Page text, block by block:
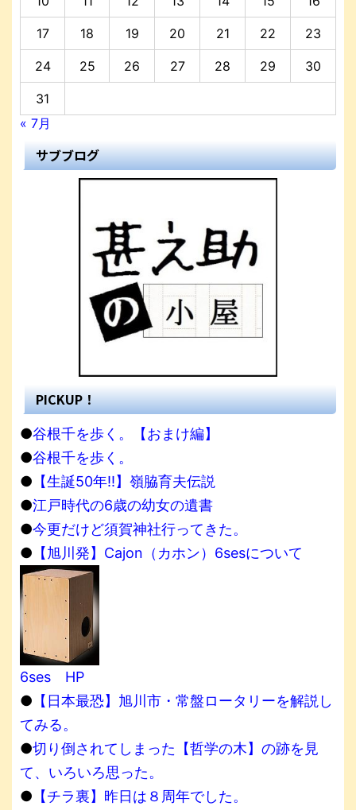
17 18 19 20 21 22 23
24 25 26 27 28 29 30
31
« 7月
サブブログ
PICKUP！
●谷根千を歩く。【おまけ編】
●谷根千を歩く。
● 【生誕50年!!】嶺脇育夫伝説
●江戸時代の6歳の幼女の遺書
●今更だけど須賀神社行ってきた。
● 【旭川発】Cajon（カホン）6sesについて
6ses HP
● 【日本最恐】旭川市・常盤ロータリーを解説し
てみる。
●切り倒されてしまった【哲学の木】の跡を見
て、いろいろ思った。
● 【チラ裏】昨日は８周年でした。